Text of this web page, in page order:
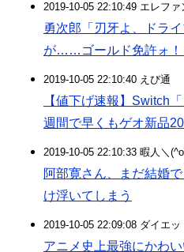
2019-10-05 22:10:49 エレフ
勇次郎「刃牙よ、ドラ
が……ゴールド免許ォ！
2019-10-05 22:10:40 えび通
【値下げ速報】Switch
週間で早くもゲオ新品
2019-10-05 22:10:33 暇人＼
阿部寛さん、まだ結婚
け浮いてしまう
2019-10-05 22:09:08 ダイエ
アニメ史上最強にかわ